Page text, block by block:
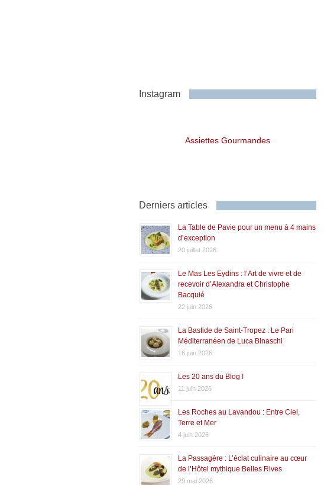
Instagram
Assiettes Gourmandes
Derniers articles
La Table de Pavie pour un menu à 4 mains
d’exception
20 juillet 2026
Le Mas Les Eydins : l’Art de vivre et de
recevoir d’Alexandra et Christophe
Bacquié
22 juin 2026
La Bastide de Saint-Tropez : Le Pari
Méditerranéen de Luca Binaschi
16 juin 2026
Les 20 ans du Blog !
11 juin 2026
Les Roches au Lavandou : Entre Ciel,
Terre et Mer
4 juin 2026
La Passagère : L’éclat culinaire au cœur
de l’Hôtel mythique Belles Rives
29 mai 2026